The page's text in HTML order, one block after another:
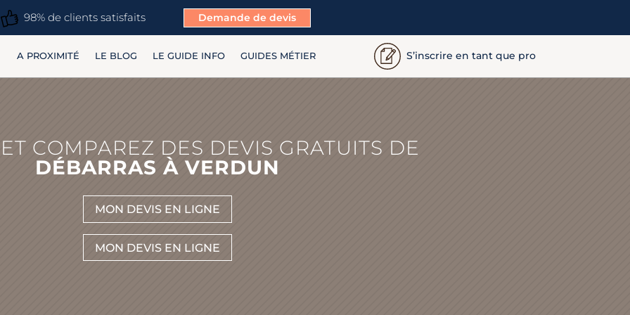
98% de clients satisfaits Demande de devis
A PROXIMITÉ LE BLOG LE GUIDE INFO GUIDES MÉTIER S’inscrire en tant que pro
COMPAREZ DES DEVIS GRATUITS DE
DÉBARRAS À VERDUN
MON DEVIS EN LIGNE
MON DEVIS EN LIGNE